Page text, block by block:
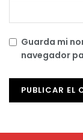
Guarda mi
navegador